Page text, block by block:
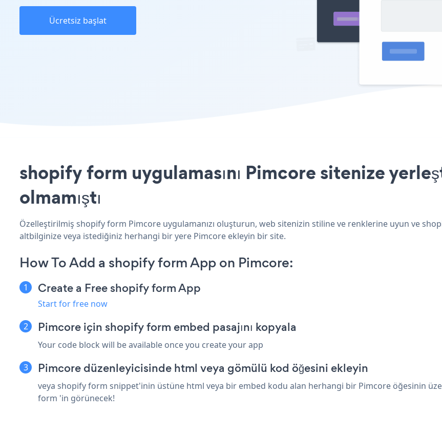
Ücretsiz başlat
shopify form uygulamasını Pimcore sitenize
olmamıştı
Özelleştirilmiş shopify form Pimcore uygulamanızı oluşturun, web sitenizin stiline ve renklerine uyun ve
altbilginize veya istediğiniz herhangi bir yere Pimcore ekleyin bir site.
How To Add a shopify form App on Pimcore:
Create a Free shopify form App
Start for free now
Pimcore için shopify form embed pasajını kopyala
Your code block will be available once you create your app
Pimcore düzenleyicisinde html veya gömülü kod öğesini ekleyin
veya shopify form snippet'inin üstüne html veya bir embed kodu alan herhangi bir Pimcore öğesinin
form 'in görünecek!